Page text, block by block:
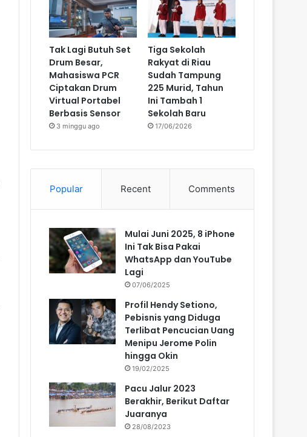
Tak Lagi Butuh Set
Drum Besar,
Mahasiswa PCR
Ciptakan Drum
Virtual Portabel
Berbasis Sensor
3 minggu ago
Tiga Sekolah
Rakyat di Riau
Sudah Tampung
225 Murid, Tahun
Ini Tambah 1
Sekolah Baru
17/06/2026
Popular Recent Comments
Mulai Juni 2025, 8 iPhone
Ini Tak Bisa Pakai
WhatsApp dan YouTube
Lagi
07/06/2025
Profil Hendy Setiono,
Pebisnis yang Diduga
Terlibat Pencucian Uang
Menipu Jerome Polin
hingga Okin
19/02/2025
Pacu Jalur 2023
Berakhir, Berikut Daftar
Juaranya
28/08/2023